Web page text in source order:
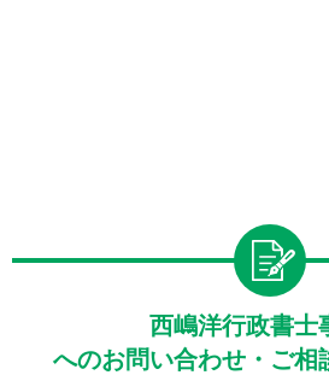
西嶋洋行政書士
へのお問い合わせ・ご相